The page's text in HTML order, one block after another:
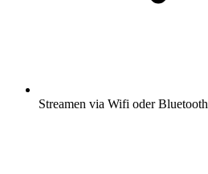
Streamen via Wifi oder Bluetooth